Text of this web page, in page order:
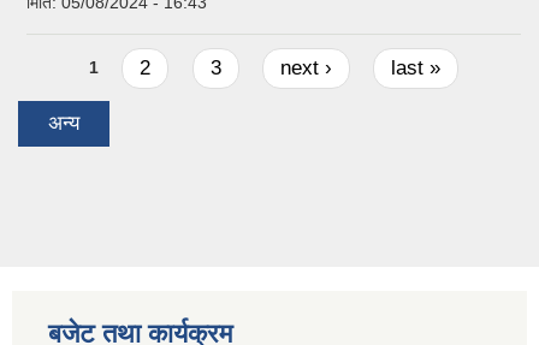
Pages
1 2 3 next › last »
अन्य
बजेट तथा कार्यक्रम